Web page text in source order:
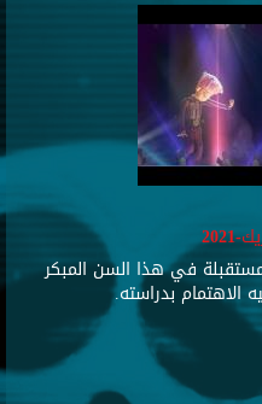
2021
في هذا السن المبكر
بدراسته.